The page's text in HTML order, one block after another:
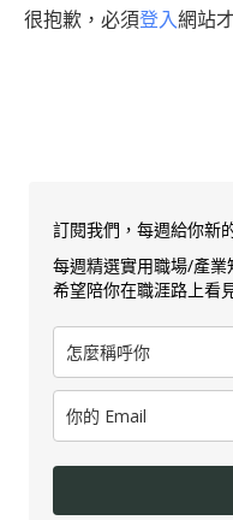
很抱歉，必須登入網站
訂閱我們，每週給你新
每週精選實用職場/產業
希望陪你在職涯路上看